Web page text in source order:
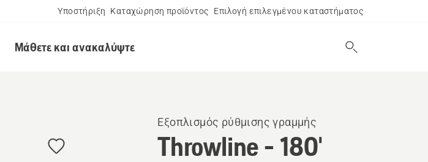
Υποστήριξη Καταχώρηση προϊόντος Επιλογή επιλεγμένου καταστήματος
Μάθετε και ανακαλύψτε
Εξοπλισμός ρύθμισης γραμμής
Throwline - 180'